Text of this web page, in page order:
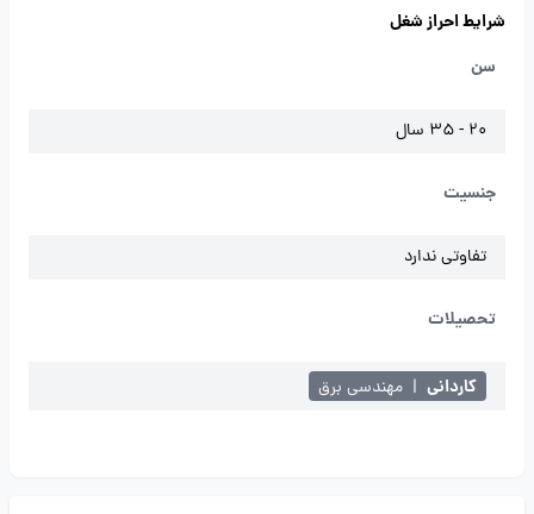
شرایط احراز شغل
سن
20 - 35 سال
جنسیت
تفاوتی ندارد
تحصیلات
کاردانی | مهندسی برق